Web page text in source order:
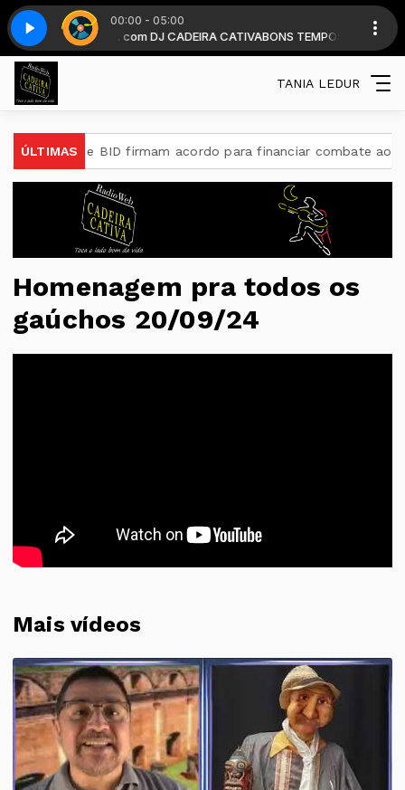
00:00 - 05:00
das 19 horas . com DJ CADEIRA CATIVABONS TEMPOS CADEIRA
3 Top classic - Parte 3
TANIA LEDUR
ÚLTIMAS
Brasil e BID firmam acordo para financiar combate ao
Homenagem pra todos os
gaúchos 20/09/24
Mais vídeos